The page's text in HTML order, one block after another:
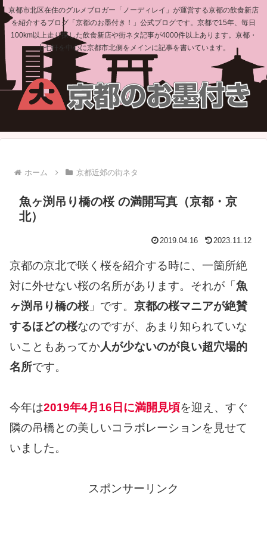
京都市北区在住のグルメブロガー「ノーディレイ」が運営する京都の飲食新店
を紹介するブログ「京都のお墨付き！」公式ブログです。京都で15年、毎日
100km以上走り探した飲食新店や街ネタ記事が4000件以上あります。京都・
上七軒を中心に京都市北側をメインに記事を書いています。
ホーム 京都近郊の街ネタ
魚ヶ渕吊り橋の桜 の満開写真（京都・京
北）
2019.04.16 2023.11.12
京都の京北で咲く桜を紹介する時に、一箇所絶
対に外せない桜の名所があります。それが「 魚
ヶ渕吊り橋の桜」です。 京都の桜マニアが絶賛
するほどの桜なのですが、あまり知られていな
いこともあってか人が少ないのが良い超穴場的
名所です。
今年は2019年4月16日に満開見頃を迎え、すぐ
隣の吊橋との美しいコラボレーションを見せて
いました。
スポンサーリンク